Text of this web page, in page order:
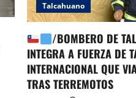
Talcahuano
/BOMBERO DE
INTEGRA A FUERZA DE
INTERNACIONAL QUE
TRAS TERREMOTOS